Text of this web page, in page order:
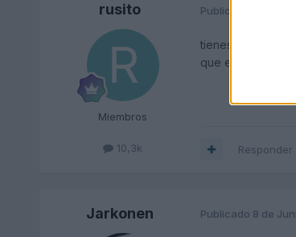
rusito
Miembros
10,3k
Publicado
tienes que
que es asi
Responder
Jarkonen Publicado 8 de